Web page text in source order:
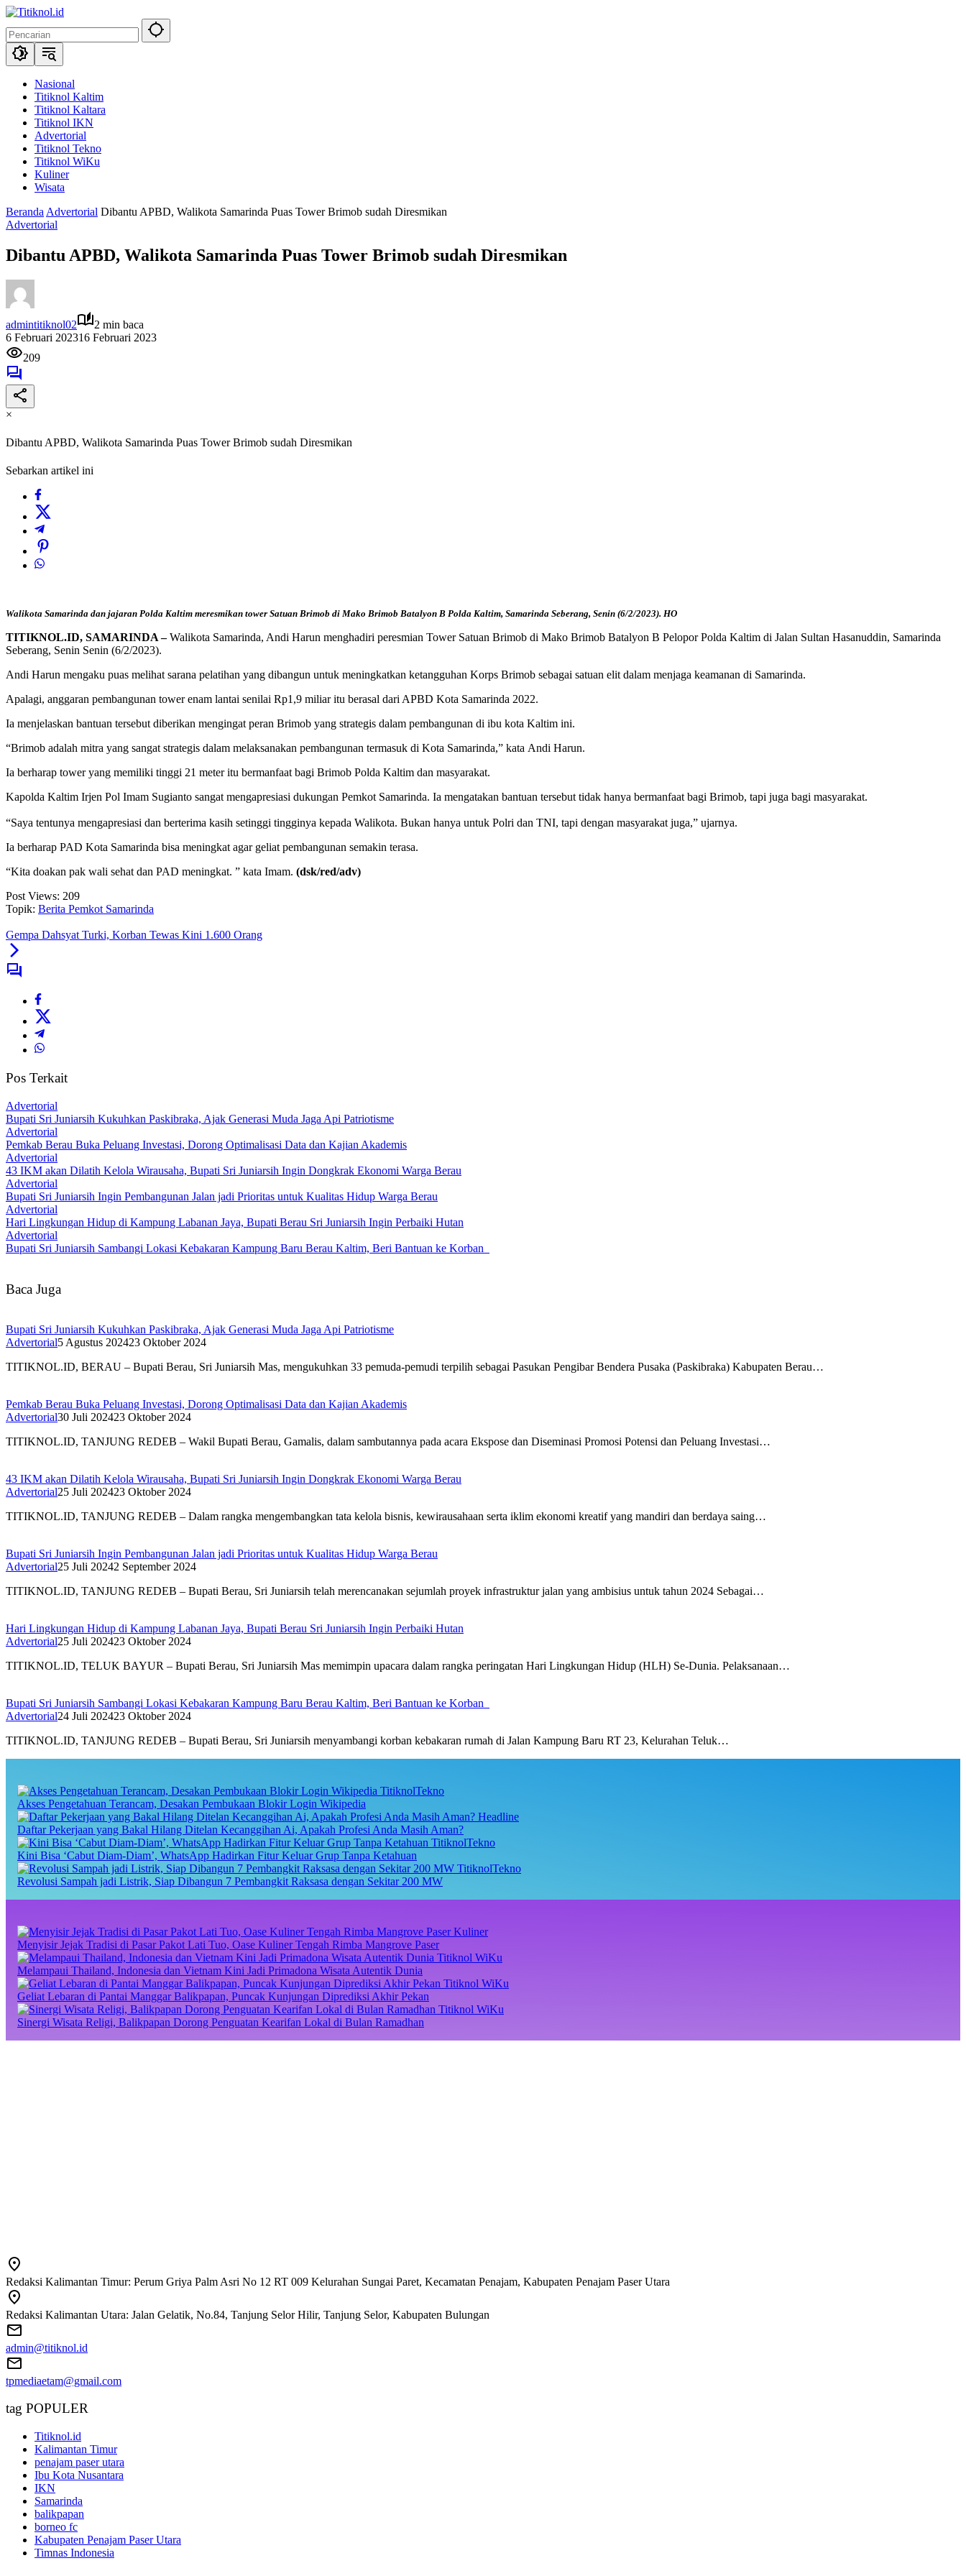
Langsung
konten
Nasional
Titiknol Kaltim
Titiknol Kaltara
Titiknol IKN
Advertorial
Titiknol Tekno
Titiknol WiKu
Kuliner
Wisata
Beranda Advertorial Dibantu APBD, Walikota Samarinda Puas Tower Brimob sudah Diresmikan
Advertorial
Dibantu APBD, Walikota Samarinda Puas Tower Brimob sudah Diresmikan
admintitiknol02
2 min baca
6 Februari 202316 Februari 2023
209
×
Dibantu APBD, Walikota Samarinda Puas Tower Brimob sudah Diresmikan
Sebarkan artikel ini
Walikota Samarinda dan jajaran Polda Kaltim meresmikan tower Satuan Brimob di Mako Brimob Batalyon B Polda Kaltim, Samarinda Seberang, Senin (6/2/2023). HO
TITIKNOL.ID, SAMARINDA –Walikota Samarinda, Andi Harun menghadiri peresmian Tower Satuan Brimob di Mako Brimob Batalyon B Pelopor Polda Kaltim di Jalan Sultan Hasanuddin, Samarinda
Seberang, Senin Senin (6/2/2023).
Andi Harun mengaku puas melihat sarana pelatihan yang dibangun untuk meningkatkan ketangguhan Korps Brimob sebagai satuan elit dalam menjaga keamanan di Samarinda.
Apalagi, anggaran pembangunan tower enam lantai senilai Rp1,9 miliar itu berasal dari APBD Kota Samarinda 2022.
Ia menjelaskan bantuan tersebut diberikan mengingat peran Brimob yang strategis dalam pembangunan di ibu kota Kaltim ini.
“Brimob adalah mitra yang sangat strategis dalam melaksanakan pembangunan termasuk di Kota Samarinda,” kata Andi Harun.
Ia berharap tower yang memiliki tinggi 21 meter itu bermanfaat bagi Brimob Polda Kaltim dan masyarakat.
Kapolda Kaltim Irjen Pol Imam Sugianto sangat mengapresiasi dukungan Pemkot Samarinda. Ia mengatakan bantuan tersebut tidak hanya bermanfaat bagi Brimob, tapi juga bagi masyarakat.
“Saya tentunya mengapresiasi dan berterima kasih setinggi tingginya kepada Walikota. Bukan hanya untuk Polri dan TNI, tapi dengan masyarakat juga,” ujarnya.
Ia berharap PAD Kota Samarinda bisa meningkat agar geliat pembangunan semakin terasa.
“Kita doakan pak wali sehat dan PAD meningkat. ” kata Imam. (dsk/red/adv)
Post Views: 209
Topik: Berita Pemkot Samarinda
Gempa Dahsyat Turki, Korban Tewas Kini 1.600 Orang
Pos Terkait
Advertorial
Bupati Sri Juniarsih Kukuhkan Paskibraka, Ajak Generasi Muda Jaga Api Patriotisme
Advertorial
Pemkab Berau Buka Peluang Investasi, Dorong Optimalisasi Data dan Kajian Akademis
Advertorial
43 IKM akan Dilatih Kelola Wirausaha, Bupati Sri Juniarsih Ingin Dongkrak Ekonomi Warga Berau
Advertorial
Bupati Sri Juniarsih Ingin Pembangunan Jalan jadi Prioritas untuk Kualitas Hidup Warga Berau
Advertorial
Hari Lingkungan Hidup di Kampung Labanan Jaya, Bupati Berau Sri Juniarsih Ingin Perbaiki Hutan
Advertorial
Bupati Sri Juniarsih Sambangi Lokasi Kebakaran Kampung Baru Berau Kaltim, Beri Bantuan ke Korban
Baca Juga
Bupati Sri Juniarsih Kukuhkan Paskibraka, Ajak Generasi Muda Jaga Api Patriotisme
Advertorial5 Agustus 202423 Oktober 2024
TITIKNOL.ID, BERAU – Bupati Berau, Sri Juniarsih Mas, mengukuhkan 33 pemuda-pemudi terpilih sebagai Pasukan Pengibar Bendera Pusaka (Paskibraka) Kabupaten Berau…
Pemkab Berau Buka Peluang Investasi, Dorong Optimalisasi Data dan Kajian Akademis
Advertorial30 Juli 202423 Oktober 2024
TITIKNOL.ID, TANJUNG REDEB – Wakil Bupati Berau, Gamalis, dalam sambutannya pada acara Ekspose dan Diseminasi Promosi Potensi dan Peluang Investasi…
43 IKM akan Dilatih Kelola Wirausaha, Bupati Sri Juniarsih Ingin Dongkrak Ekonomi Warga Berau
Advertorial25 Juli 202423 Oktober 2024
TITIKNOL.ID, TANJUNG REDEB – Dalam rangka mengembangkan tata kelola bisnis, kewirausahaan serta iklim ekonomi kreatif yang mandiri dan berdaya saing…
Bupati Sri Juniarsih Ingin Pembangunan Jalan jadi Prioritas untuk Kualitas Hidup Warga Berau
Advertorial25 Juli 20242 September 2024
TITIKNOL.ID, TANJUNG REDEB – Bupati Berau, Sri Juniarsih telah merencanakan sejumlah proyek infrastruktur jalan yang ambisius untuk tahun 2024 Sebagai…
Hari Lingkungan Hidup di Kampung Labanan Jaya, Bupati Berau Sri Juniarsih Ingin Perbaiki Hutan
Advertorial25 Juli 202423 Oktober 2024
TITIKNOL.ID, TELUK BAYUR – Bupati Berau, Sri Juniarsih Mas memimpin upacara dalam rangka peringatan Hari Lingkungan Hidup (HLH) Se-Dunia. Pelaksanaan…
Bupati Sri Juniarsih Sambangi Lokasi Kebakaran Kampung Baru Berau Kaltim, Beri Bantuan ke Korban
Advertorial24 Juli 202423 Oktober 2024
TITIKNOL.ID, TANJUNG REDEB – Bupati Berau, Sri Juniarsih menyambangi korban kebakaran rumah di Jalan Kampung Baru RT 23, Kelurahan Teluk…
TitiknolTekno
Akses Pengetahuan Terancam, Desakan Pembukaan Blokir Login Wikipedia
Headline
Daftar Pekerjaan yang Bakal Hilang Ditelan Kecanggihan Ai, Apakah Profesi Anda Masih Aman?
TitiknolTekno
Kini Bisa ‘Cabut Diam-Diam’, WhatsApp Hadirkan Fitur Keluar Grup Tanpa Ketahuan
TitiknolTekno
Revolusi Sampah jadi Listrik, Siap Dibangun 7 Pembangkit Raksasa dengan Sekitar 200 MW
Kuliner
Menyisir Jejak Tradisi di Pasar Pakot Lati Tuo, Oase Kuliner Tengah Rimba Mangrove Paser
Titiknol WiKu
Melampaui Thailand, Indonesia dan Vietnam Kini Jadi Primadona Wisata Autentik Dunia
Titiknol WiKu
Geliat Lebaran di Pantai Manggar Balikpapan, Puncak Kunjungan Diprediksi Akhir Pekan
Titiknol WiKu
Sinergi Wisata Religi, Balikpapan Dorong Penguatan Kearifan Lokal di Bulan Ramadhan
Redaksi Kalimantan Timur: Perum Griya Palm Asri No 12 RT 009 Kelurahan Sungai Paret, Kecamatan Penajam, Kabupaten Penajam Paser Utara
Redaksi Kalimantan Utara: Jalan Gelatik, No.84, Tanjung Selor Hilir, Tanjung Selor, Kabupaten Bulungan
admin@titiknol.id
tpmediaetam@gmail.com
tag POPULER
Titiknol.id
Kalimantan Timur
penajam paser utara
Ibu Kota Nusantara
IKN
Samarinda
balikpapan
borneo fc
Kabupaten Penajam Paser Utara
Timnas Indonesia